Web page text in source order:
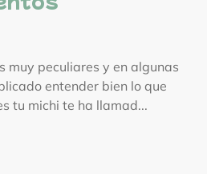
muy peculiares y en algunas
entender bien lo que
tu michi te ha llamad...